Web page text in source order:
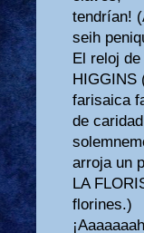
tendrían!
seih
El reloj
HIGGINS
farisaica
de
arroja un
LA
florines.)